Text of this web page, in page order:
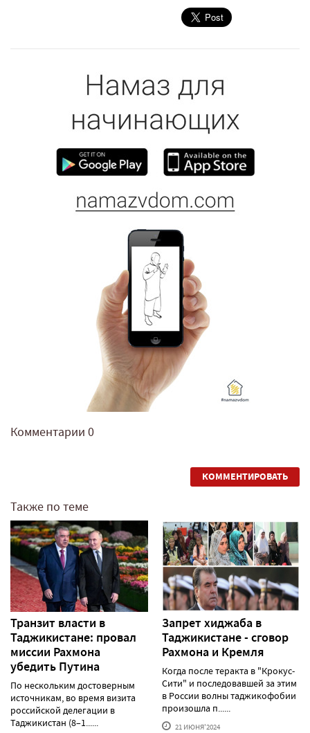
Комментарии 0
КОММЕНТИРОВАТЬ
Также по теме
Транзит власти в
Таджикистане: провал
миссии Рахмона
убедить Путина
По нескольким достоверным
источникам, во время визита
российской делегации в
Таджикистан (8–1......
Запрет хиджаба в
Таджикистане - сговор
Рахмона и Кремля
Когда после теракта в "Крокус-
Сити" и последовавшей за этим
в России волны таджикофобии
произошла п......
21 ИЮНЯ'2024